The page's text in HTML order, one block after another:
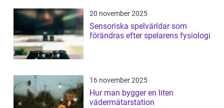
20 november 2025
Sensoriska spelvärldar som
förändras efter spelarens fysiologi
16 november 2025
Hur man bygger en liten
vädermätarstation